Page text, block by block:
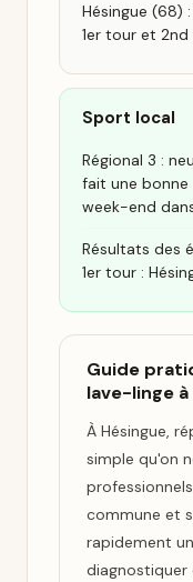
Hésingue (68)
1er tour et
Sport local
Régional 3 :
fait une bonne
week-end
Résultats des
1er tour :
Guide
lave-linge
À Hésingue,
simple qu'on
commune et
rapidement
diagnostiquer